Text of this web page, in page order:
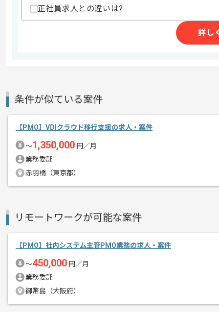
医療関連サービスのインフラ構築支援
リモート作業が可能ですが、プロジェ
正社員求人との違いは?
詳し
条件が似ている案件
【PMO】VDIクラウド移行支援の求人・案件
〜1,350,000 円／月
業務委託
赤羽橋（東京都）
リモートワークが可能な案件
【PMO】社内システム主管PMO業務の求人・案件
〜450,000 円／月
業務委託
御幣島（大阪府）